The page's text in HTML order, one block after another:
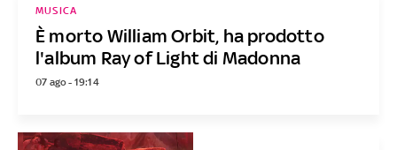
È morto William Orbit, ha prodotto
l'album Ray of Light di Madonna
MUSICA
07 ago - 19:14